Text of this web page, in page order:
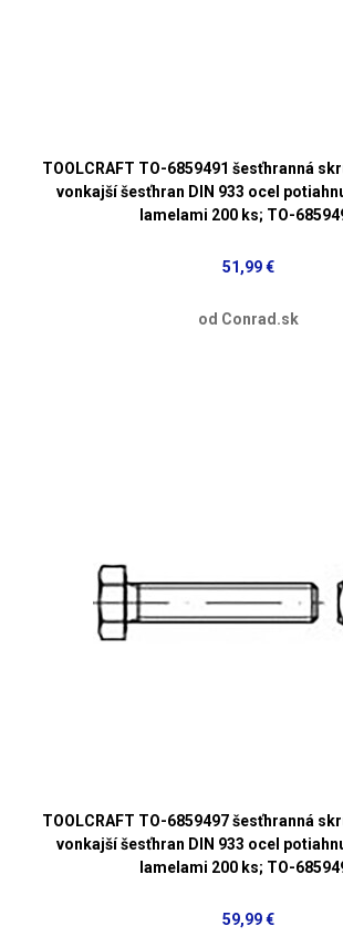
TOOLCRAFT TO-6859491 šesťhranná
vonkajší šesťhran DIN 933 ocel
lamelami 200 ks; TO-
51,99 €
od Conrad.sk
TOOLCRAFT TO-6859497 šesťhranná
vonkajší šesťhran DIN 933 ocel
lamelami 200 ks; TO-
59,99 €